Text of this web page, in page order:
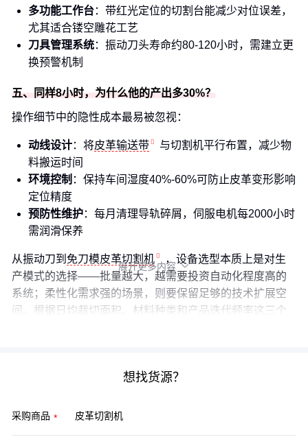
多功能工作台：带红光定位的切割台能减少对位误差，
尤其适合镂空雕花工艺
刀具管理系统：振动刀头寿命约80-120小时，需建立更
换预警机制
五、同样8小时，为什么他的产出多30%？
操作细节中的隐性成本最易被忽视：
动线设计：将皮革输送带
与切割机平行布置，减少物
料搬运时间
环境控制 ：保持车间湿度40%-60%可防止皮革变形影响
定位精度
预防性维护：每月清理导轨碎屑，伺服电机每2000小时
需润滑保养
从振动刀到 免刀模皮革切割机
，设备选型本质上是对生
产模式的选择——批量越大，越需要投资自动化程度高的
系统；柔性化需求强的场景，则要保留足够的技术扩展空
间。根据日均裁切面积、材料种类和产品迭代频率这三个
展开更多内容 
想找货源？
采购商品